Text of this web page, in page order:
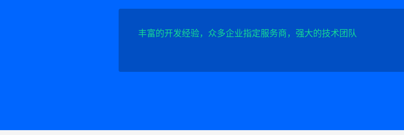
丰富的开发经验，众多企业指定服务商，强大的技术团队